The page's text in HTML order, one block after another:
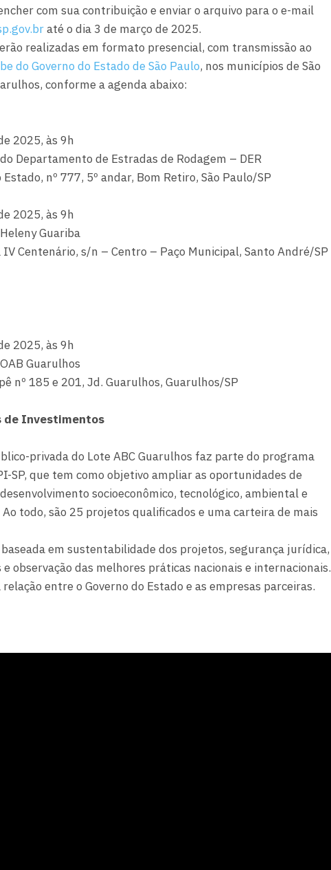
com sua contribuição e enviar o arquivo para o e-mail
até o dia 3 de março de 2025.
realizadas em formato presencial, com transmissão ao
do Governo do Estado de São Paulo, nos municípios de São
conforme a agenda abaixo:
2025, às 9h
Departamento de Estradas de Rodagem – DER
Estado, nº 777, 5º andar, Bom Retiro, São Paulo/SP
2025, às 9h
Guariba
IV Centenário, s/n – Centro – Paço Municipal, Santo André/SP
2025, às 9h
Guarulhos
nº 185 e 201, Jd. Guarulhos, Guarulhos/SP
de Investimentos
privada do Lote ABC Guarulhos faz parte do programa
SP, que tem como objetivo ampliar as oportunidades de
socioeconômico, tecnológico, ambiental e
todo, são 25 projetos qualificados e uma carteira de mais
em sustentabilidade dos projetos, segurança jurídica,
observação das melhores práticas nacionais e internacionais.
entre o Governo do Estado e as empresas parceiras.